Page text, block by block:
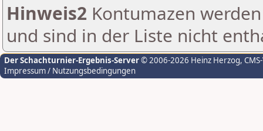
Hinweis2 Kontumazen
und sind in der Liste nicht
Der Schachturnier-Ergebnis-Server© 2006-2026 Heinz Herzog,
Impressum / Nutzungsbedingungen